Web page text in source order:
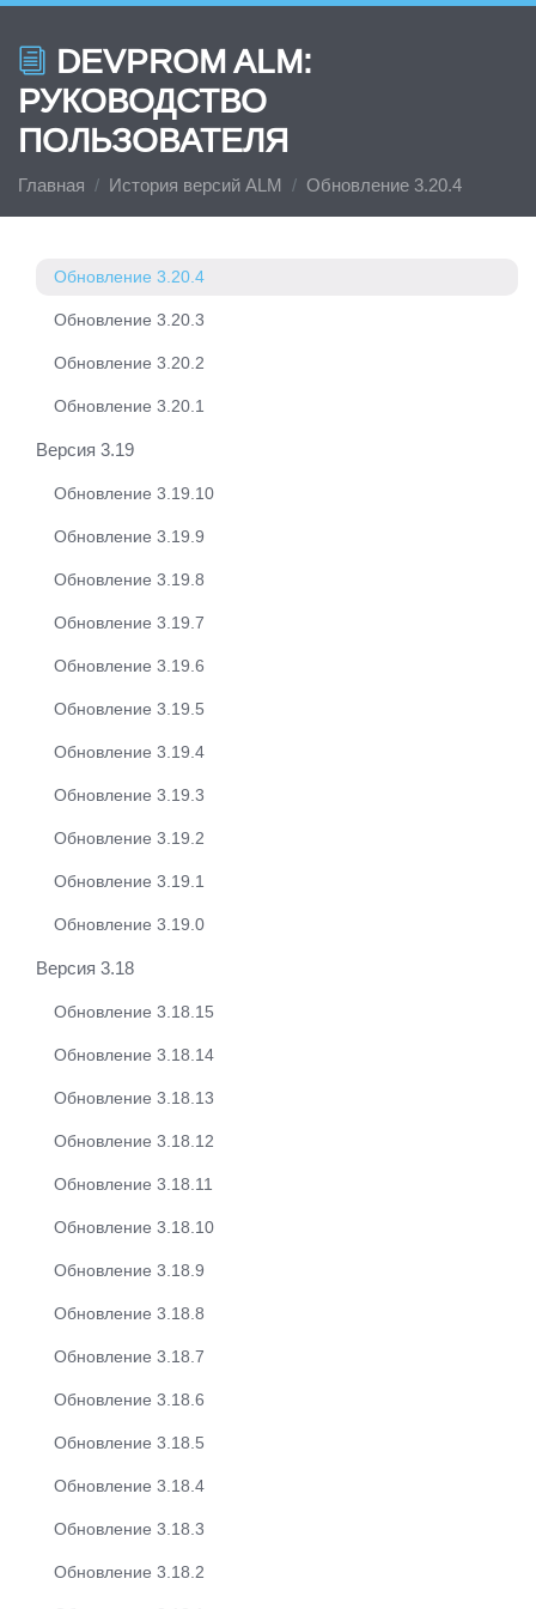
DEVPROM ALM:
РУКОВОДСТВО
ПОЛЬЗОВАТЕЛЯ
Главная История версий ALM Обновление 3.20.4
Обновление 3.21.3
Обновление 3.21.2
Обновление 3.21.1
Версия 3.20
Обновление 3.20.4
Обновление 3.20.3
Обновление 3.20.2
Обновление 3.20.1
Версия 3.19
Обновление 3.19.10
Обновление 3.19.9
Обновление 3.19.8
Обновление 3.19.7
Обновление 3.19.6
Обновление 3.19.5
Обновление 3.19.4
Обновление 3.19.3
Обновление 3.19.2
Обновление 3.19.1
Обновление 3.19.0
Версия 3.18
Обновление 3.18.15
Обновление 3.18.14
Обновление 3.18.13
Обновление 3.18.12
Обновление 3.18.11
Обновление 3.18.10
Обновление 3.18.9
Обновление 3.18.8
Обновление 3.18.7
Обновление 3.18.6
Обновление 3.18.5
Обновление 3.18.4
Обновление 3.18.3
Обновление 3.18.2